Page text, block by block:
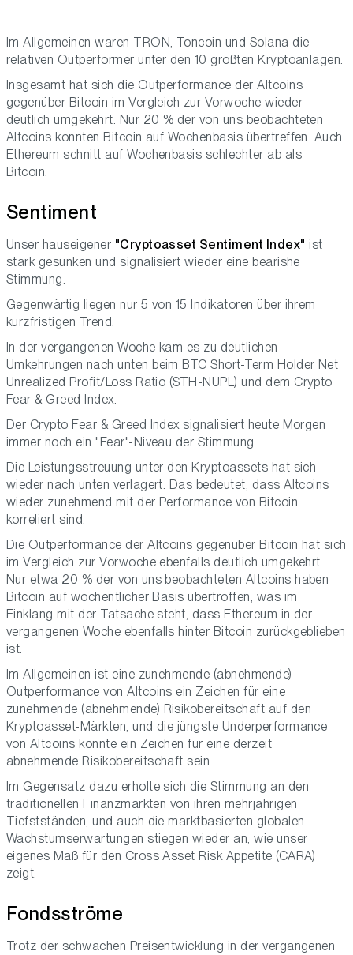
Im Allgemeinen waren TRON, Toncoin und Solana die
relativen Outperformer unter den 10 größten Kryptoanlagen.
Insgesamt hat sich die Outperformance der Altcoins
gegenüber Bitcoin im Vergleich zur Vorwoche wieder
deutlich umgekehrt. Nur 20 % der von uns beobachteten
Altcoins konnten Bitcoin auf Wochenbasis übertreffen. Auch
Ethereum schnitt auf Wochenbasis schlechter ab als
Bitcoin.
Sentiment
Unser hauseigener "Cryptoasset Sentiment Index" ist
stark gesunken und signalisiert wieder eine bearishe
Stimmung.
Gegenwärtig liegen nur 5 von 15 Indikatoren über ihrem
kurzfristigen Trend.
In der vergangenen Woche kam es zu deutlichen
Umkehrungen nach unten beim BTC Short-Term Holder Net
Unrealized Profit/Loss Ratio (STH-NUPL) und dem Crypto
Fear & Greed Index.
Der Crypto Fear & Greed Index signalisiert heute Morgen
immer noch ein "Fear"-Niveau der Stimmung.
Die Leistungsstreuung unter den Kryptoassets hat sich
wieder nach unten verlagert. Das bedeutet, dass Altcoins
wieder zunehmend mit der Performance von Bitcoin
korreliert sind.
Die Outperformance der Altcoins gegenüber Bitcoin hat sich
im Vergleich zur Vorwoche ebenfalls deutlich umgekehrt.
Nur etwa 20 % der von uns beobachteten Altcoins haben
Bitcoin auf wöchentlicher Basis übertroffen, was im
Einklang mit der Tatsache steht, dass Ethereum in der
vergangenen Woche ebenfalls hinter Bitcoin zurückgeblieben
ist.
Im Allgemeinen ist eine zunehmende (abnehmende)
Outperformance von Altcoins ein Zeichen für eine
zunehmende (abnehmende) Risikobereitschaft auf den
Kryptoasset-Märkten, und die jüngste Underperformance
von Altcoins könnte ein Zeichen für eine derzeit
abnehmende Risikobereitschaft sein.
Im Gegensatz dazu erholte sich die Stimmung an den
traditionellen Finanzmärkten von ihren mehrjährigen
Tiefstständen, und auch die marktbasierten globalen
Wachstumserwartungen stiegen wieder an, wie unser
eigenes Maß für den Cross Asset Risk Appetite (CARA)
zeigt.
Fondsströme
Trotz der schwachen Preisentwicklung in der vergangenen